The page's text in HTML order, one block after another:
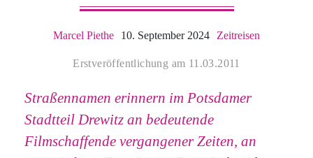
Marcel Piethe 10. September 2024 Zeitreisen
Erstveröffentlichung am 11.03.2011
Straßennamen erinnern im Potsdamer
Stadtteil Drewitz an bedeutende
Filmschaffende vergangener Zeiten, an